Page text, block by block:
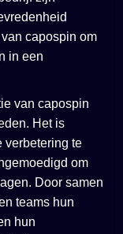
capospin om
in een
van capospin
Het is
verbetering te
om
Door samen
teams hun
hun